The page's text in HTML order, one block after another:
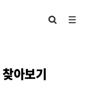
아보기